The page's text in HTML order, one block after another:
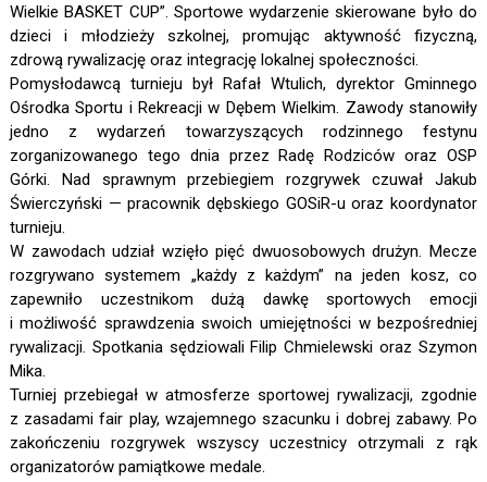
Wielkie BASKET CUP”. Sportowe wydarzenie skierowane było do
dzieci i młodzieży szkolnej, promując aktywność fizyczną,
zdrową rywalizację oraz integrację lokalnej społeczności.
Pomysłodawcą turnieju był Rafał Wtulich, dyrektor Gminnego
Ośrodka Sportu i Rekreacji w Dębem Wielkim. Zawody stanowiły
jedno z wydarzeń towarzyszących rodzinnego festynu
zorganizowanego tego dnia przez Radę Rodziców oraz OSP
Górki. Nad sprawnym przebiegiem rozgrywek czuwał Jakub
Świerczyński — pracownik dębskiego GOSiR-u oraz koordynator
turnieju.
W zawodach udział wzięło pięć dwuosobowych drużyn. Mecze
rozgrywano systemem „każdy z każdym” na jeden kosz, co
zapewniło uczestnikom dużą dawkę sportowych emocji
i możliwość sprawdzenia swoich umiejętności w bezpośredniej
rywalizacji. Spotkania sędziowali Filip Chmielewski oraz Szymon
Mika.
Turniej przebiegał w atmosferze sportowej rywalizacji, zgodnie
z zasadami fair play, wzajemnego szacunku i dobrej zabawy. Po
zakończeniu rozgrywek wszyscy uczestnicy otrzymali z rąk
organizatorów pamiątkowe medale.